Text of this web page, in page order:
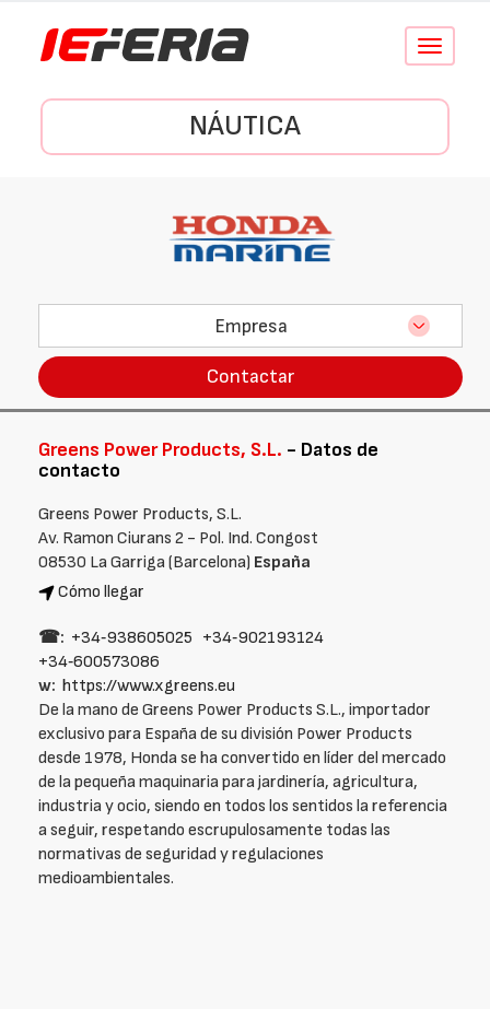
Conmutar
NÁUTICA
Empresa
Contactar
Greens Power Products, S.L. - Datos de
contacto
Greens Power Products, S.L.
Av. Ramon Ciurans 2 - Pol. Ind. Congost
08530 La Garriga (Barcelona) España
Cómo llegar
☎: +34‑938605025 +34‑902193124
+34‑600573086
w: https://www.xgreens.eu
De la mano de Greens Power Products S.L., importador
exclusivo para España de su división Power Products
desde 1978, Honda se ha convertido en líder del mercado
de la pequeña maquinaria para jardinería, agricultura,
industria y ocio, siendo en todos los sentidos la referencia
a seguir, respetando escrupulosamente todas las
normativas de seguridad y regulaciones
medioambientales.